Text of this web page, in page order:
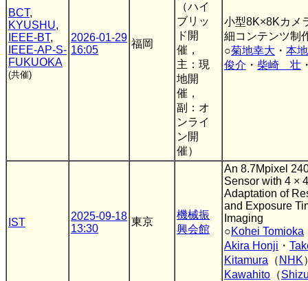
BCT,
KYUSHU,
IEEE-BT,
IEEE-AP-S-
FUKUOKA
(共催)
2026-01-29
16:05
福岡
（ハイ
ブリッ
ド開
催，
主：現
地開
催，
副：オ
ンライ
ン開
催）
小型8K×8Kカメ
細コンテンツ制
○菊地幸大 ・ 本
俊介 ・ 柴崎 壮
IST
2025-09-18
13:30
東京
機械振
興会館
An 8.7Mpixel
Sensor with 4 ×
Adaptation of
and Exposure
Imaging
○Kohei Tomioka
Akira Honji ・
Kitamura （ NHK
Kawahito （